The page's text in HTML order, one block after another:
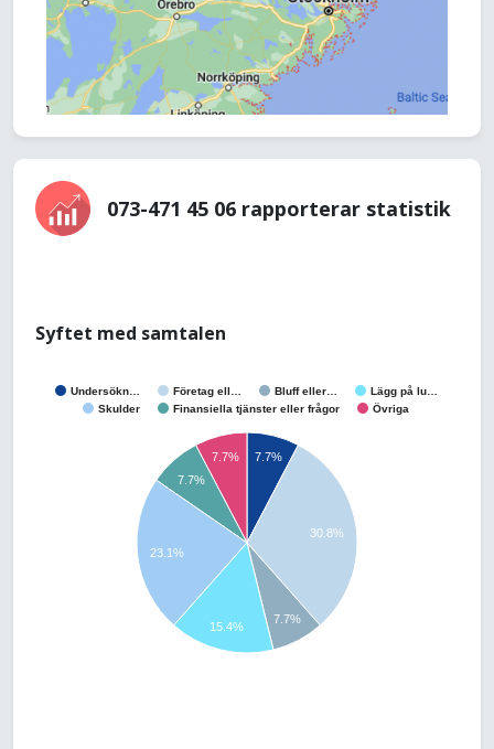
073-471 45 06 rapporterar statistik
Syftet med samtalen
Undersökn… Företag ell… Bluff eller…
Lägg på lu…
Skulder
Finansiella tjänster eller frågor Övriga
7.7%
30.8%
7.7%
7.7%
7.7%
23.1%
15.4%